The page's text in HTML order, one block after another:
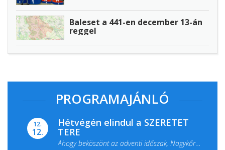
Baleset a 441-en december 13-án
reggel
PROGRAMAJÁNLÓ
12.
12.
Hétvégén elindul a SZERETET
TERE
Ahogy beköszönt az adventi időszak, Nagykőrös